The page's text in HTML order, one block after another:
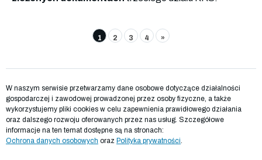
1 2 3 4 »
W naszym serwisie przetwarzamy dane osobowe dotyczące działalności
gospodarczej i zawodowej prowadzonej przez osoby fizyczne, a także
wykorzystujemy pliki cookies w celu zapewnienia prawidłowego działania
oraz dalszego rozwoju oferowanych przez nas usług. Szczegółowe
informacje na ten temat dostępne są na stronach:
Ochrona danych osobowych oraz Polityka prywatności